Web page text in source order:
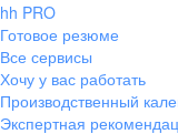
hh PRO
Готовое резюме
Все сервисы
Хочу у вас работать
Производственный
Экспертная